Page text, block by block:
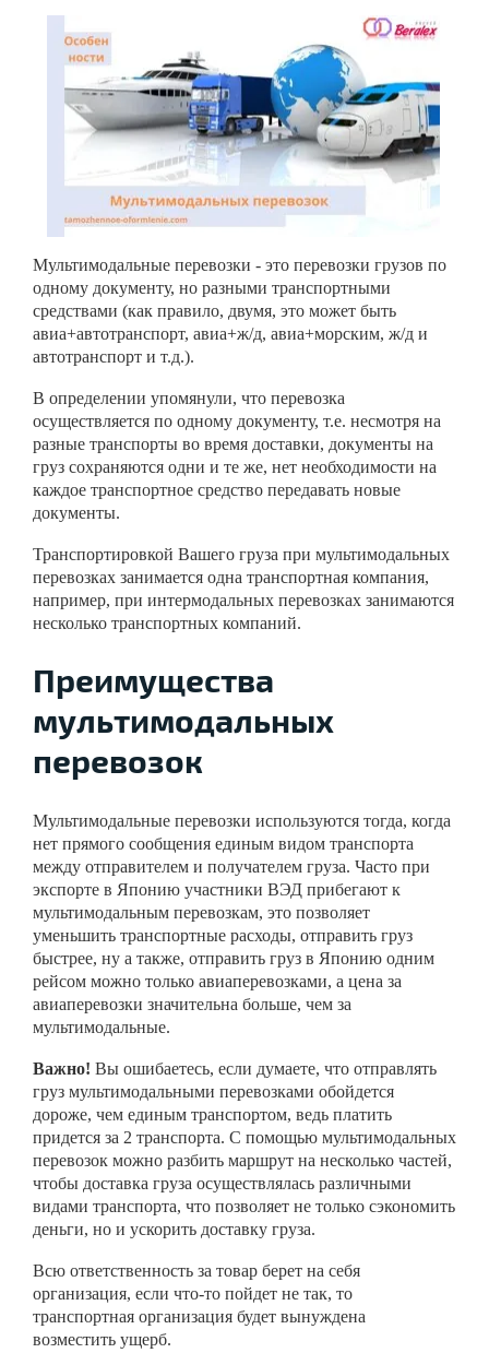
Мультимодальные перевозки - это перевозки грузов по
одному документу, но разными транспортными
средствами (как правило, двумя, это может быть
авиа+автотранспорт, авиа+ж/д, авиа+морским, ж/д и
автотранспорт и т.д.).
В определении упомянули, что перевозка
осуществляется по одному документу, т.е. несмотря на
разные транспорты во время доставки, документы на
груз сохраняются одни и те же, нет необходимости на
каждое транспортное средство передавать новые
документы.
Транспортировкой Вашего груза при мультимодальных
перевозках занимается одна транспортная компания,
например, при интермодальных перевозках занимаются
несколько транспортных компаний.
Преимущества
мультимодальных
перевозок
Мультимодальные перевозки используются тогда, когда
нет прямого сообщения единым видом транспорта
между отправителем и получателем груза. Часто при
экспорте в Японию участники ВЭД прибегают к
мультимодальным перевозкам, это позволяет
уменьшить транспортные расходы, отправить груз
быстрее, ну а также, отправить груз в Японию одним
рейсом можно только авиаперевозками, а цена за
авиаперевозки значительна больше, чем за
мультимодальные.
Важно! Вы ошибаетесь, если думаете, что отправлять
груз мультимодальными перевозками обойдется
дороже, чем единым транспортом, ведь платить
придется за 2 транспорта. С помощью мультимодальных
перевозок можно разбить маршрут на несколько частей,
чтобы доставка груза осуществлялась различными
видами транспорта, что позволяет не только сэкономить
деньги, но и ускорить доставку груза.
Всю ответственность за товар берет на себя
организация, если что-то пойдет не так, то
транспортная организация будет вынуждена
возместить ущерб.